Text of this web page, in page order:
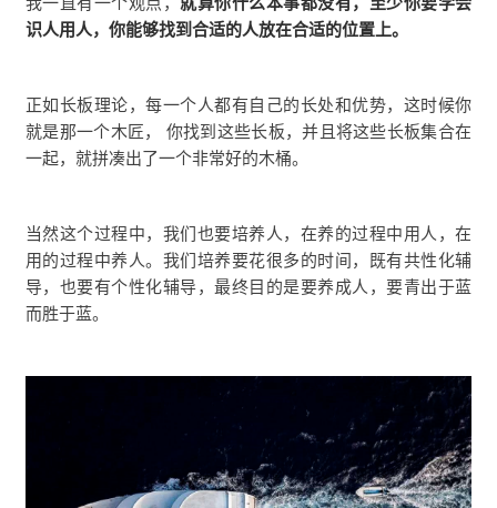
识人用人，你能够找到合适的人放在合适的位置上。
正如长板理论，每一个人都有自己的长处和优势，这时候你
就是那一个木匠， 你找到这些长板，并且将这些长板集合在
一起，就拼凑出了一个非常好的木桶。
当然这个过程中，我们也要培养人，在养的过程中用人，在
用的过程中养人。我们培养要花很多的时间，既有共性化辅
导，也要有个性化辅导，最终目的是要养成人，要青出于蓝
而胜于蓝。